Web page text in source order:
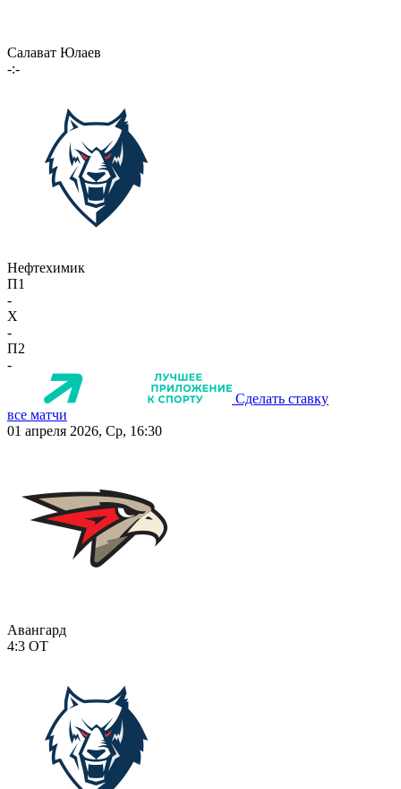
Салават Юлаев
-:-
Нефтехимик
П1
-
X
-
П2
-
Сделать ставку
все матчи
01 апреля 2026, Ср, 16:30
Авангард
4:3 ОТ